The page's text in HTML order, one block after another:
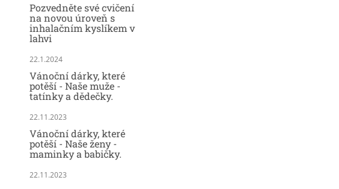
Pozvedněte své cvičení
na novou úroveň s
inhalačním kyslíkem v
lahvi
22.1.2024
Vánoční dárky, které
potěší - Naše muže -
tatínky a dědečky.
22.11.2023
Vánoční dárky, které
potěší - Naše ženy -
maminky a babičky.
22.11.2023